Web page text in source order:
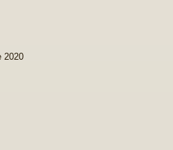
2020